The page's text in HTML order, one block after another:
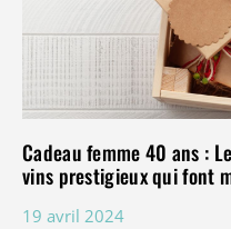
Cadeau femme 40 ans :
vins prestigieux qui font
19 avril 2024